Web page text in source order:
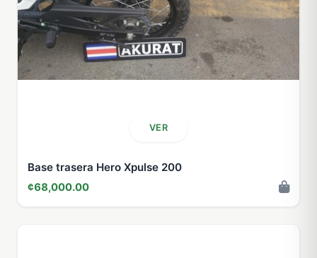
VER
Base trasera Hero Xpulse 200
¢68,000.00